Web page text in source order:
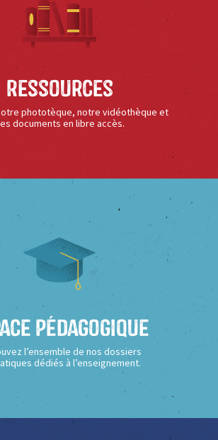
Ressources
phototèque, notre vidéothèque et
documents en libre accès.
Pédagogique
l’ensemble de nos dossiers
dédiés à l’enseignement.